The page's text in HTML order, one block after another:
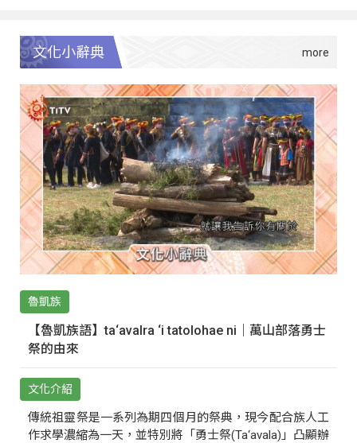
文化小辭典
魯凱族
【魯凱族語】ta‘avalra ‘i tatolohae ni｜萬山部落勇士
祭的由來
文化介紹
傳統祖靈祭是一系列為期四個月的祭典，現今配合族人工
作求學濃縮為一天，並特別將「勇士祭(Ta‘avala)」凸顯辦